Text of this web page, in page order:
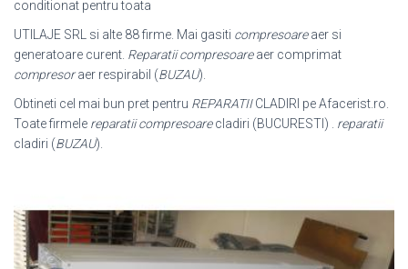
conditionat pentru toata
UTILAJE SRL si alte 88 firme. Mai gasiti compresoareaer si
generatoare curent. Reparatii compresoareaer comprimat
compresoraer respirabil (BUZAU).
Obtineti cel mai bun pret pentru REPARATIICLADIRI pe Afacerist.ro.
Toate firmele reparatii compresoarecladiri (BUCURESTI) . reparatii
cladiri (BUZAU)